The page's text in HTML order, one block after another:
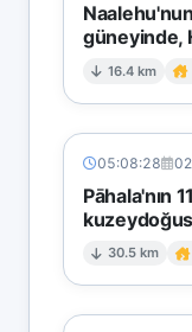
güneyinde,
16.4 km
05:08:28
Pāhala'nın
30.5 km